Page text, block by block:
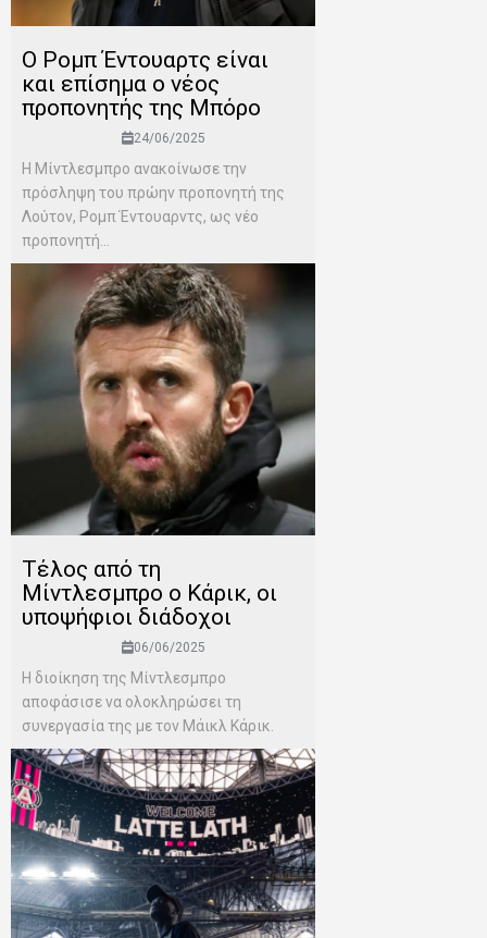
Ο Ρομπ Έντουαρτς είναι
και επίσημα ο νέος
προπονητής της Μπόρο
24/06/2025
Η Μίντλεσμπρο ανακοίνωσε την
πρόσληψη του πρώην προπονητή της
Λούτον, Ρομπ Έντουαρντς, ως νέο
προπονητή...
Τέλος από τη
Μίντλεσμπρο ο Κάρικ, oι
υποψήφιοι διάδοχοι
06/06/2025
Η διοίκηση της Μίντλεσμπρο
αποφάσισε να ολοκληρώσει τη
συνεργασία της με τον Μάικλ Κάρικ.